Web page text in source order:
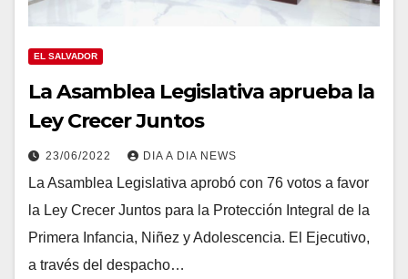
EL SALVADOR
La Asamblea Legislativa aprueba la
Ley Crecer Juntos
23/06/2022 DIA A DIA NEWS
La Asamblea Legislativa aprobó con 76 votos a favor
la Ley Crecer Juntos para la Protección Integral de la
Primera Infancia, Niñez y Adolescencia. El Ejecutivo,
a través del despacho…